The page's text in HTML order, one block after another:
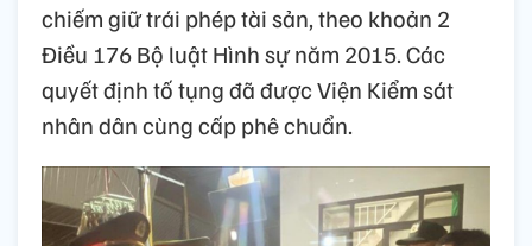
chiếm giữ trái phép tài sản, theo khoản 2
Điều 176 Bộ luật Hình sự năm 2015. Các
quyết định tố tụng đã được Viện Kiểm sát
nhân dân cùng cấp phê chuẩn.